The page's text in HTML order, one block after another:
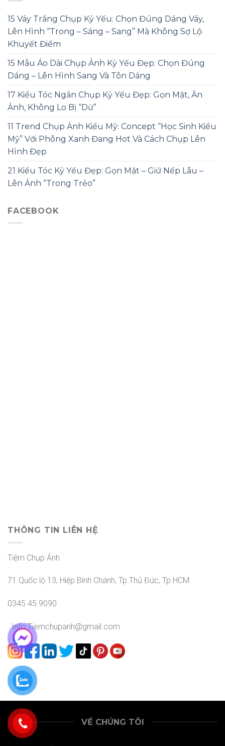
15 Váy Trắng Chụp Kỷ Yếu: Chọn Đúng Dáng Váy,
Lên Hình “Trong – Sáng – Sang” Mà Không Sợ Lộ
Khuyết Điểm
15 Mẫu Áo Dài Chụp Ảnh Kỷ Yếu Đẹp: Chọn Đúng
Dáng – Lên Hình Sang Và Tôn Dáng
17 Kiểu Tóc Ngắn Chụp Kỷ Yếu Đẹp: Gọn Mặt, Ăn
Ảnh, Không Lo Bị “Dừ”
11 Trend Chụp Ảnh Kiểu Mỹ: Concept “Học Sinh Kiểu
Mỹ” Với Phông Xanh Đang Hot Và Cách Chụp Lên
Hình Đẹp
21 Kiểu Tóc Kỷ Yếu Đẹp: Gọn Mặt – Giữ Nếp Lâu –
Lên Ảnh “Trong Trẻo”
FACEBOOK
THÔNG TIN LIÊN HỆ
Tiệm Chụp Ảnh
71 Quốc lộ 13, Hiệp Bình Chánh, Tp.Thủ Đức, Tp.HCM
0345 45 9090
Info.Tiemchupanh@gmail.com
VỀ CHÚNG TÔI